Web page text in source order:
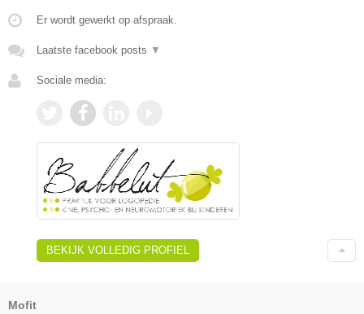
Er wordt gewerkt op afspraak.
Laatste facebook posts ▼
Sociale media:
BEKIJK VOLLEDIG PROFIEL
Mofit